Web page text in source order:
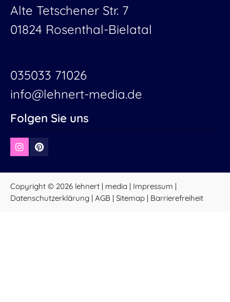
Alte Tetschener Str. 7
01824 Rosenthal-Bielatal
035033 71026
info@lehnert-media.de
Folgen Sie uns
Copyright © 2026 lehnert | media | Impressum |
Datenschutzerklärung | AGB | Sitemap | Barrierefreiheit